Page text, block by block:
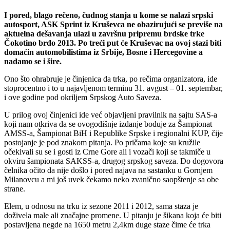
I pored, blago rečeno, čudnog stanja u kome se nalazi srpski
autosport, ASK Sprint iz Kruševca ne obazirujući se previše na
aktuelna dešavanja ulazi u završnu pripremu brdske trke
Čokotino brdo 2013. Po treći put će Kruševac na ovoj stazi biti
domaćin automobilistima iz Srbije, Bosne i Hercegovine a
nadamo se i šire.
Ono što ohrabruje je činjenica da trka, po rečima organizatora, ide
stoprocentno i to u najavljenom terminu 31. avgust – 01. septembar,
i ove godine pod okriljem Srpskog Auto Saveza.
U prilog ovoj činjenici ide već objavljeni pravilnik na sajtu SAS-a
koji nam otkriva da se ovogodišnje izdanje boduje za Šampionat
AMSS-a, Šampionat BiH i Republike Srpske i regionalni KUP, čije
postojanje je pod znakom pitanja. Po pričama koje su kružile
očekivali su se i gosti iz Crne Gore ali i vozači koji se takmiče u
okviru šampionata SAKSS-a, drugog srpskog saveza. Do dogovora
čelnika očito da nije došlo i pored najava na sastanku u Gornjem
Milanovcu a mi još uvek čekamo neko zvanično saopštenje sa obe
strane.
Elem, u odnosu na trku iz sezone 2011 i 2012, sama staza je
doživela male ali značajne promene. U pitanju je šikana koja će biti
postavljena negde na 1650 metru 2,4km duge staze čime će trka